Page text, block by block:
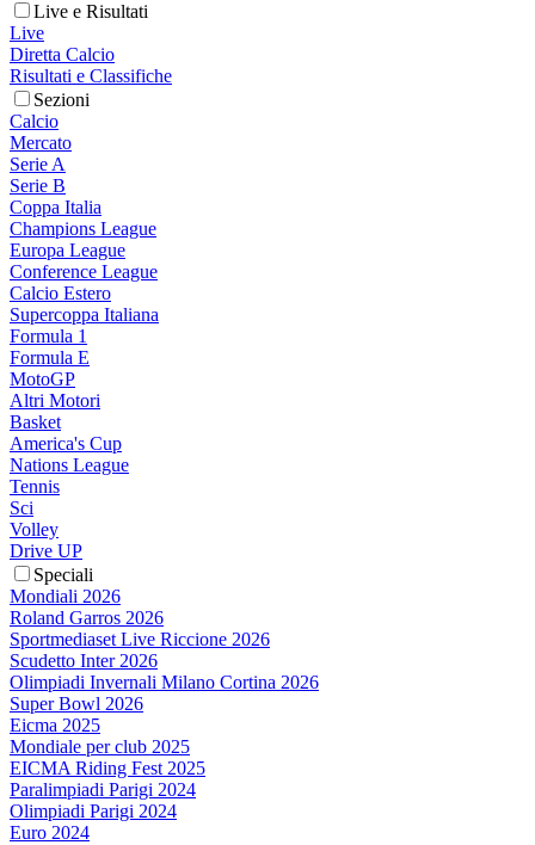
Live e Risultati
Live
Diretta Calcio
Risultati e Classifiche
Sezioni
Calcio
Mercato
Serie A
Serie B
Coppa Italia
Champions League
Europa League
Conference League
Calcio Estero
Supercoppa Italiana
Formula 1
Formula E
MotoGP
Altri Motori
Basket
America's Cup
Nations League
Tennis
Sci
Volley
Drive UP
Speciali
Mondiali 2026
Roland Garros 2026
Sportmediaset Live Riccione 2026
Scudetto Inter 2026
Olimpiadi Invernali Milano Cortina 2026
Super Bowl 2026
Eicma 2025
Mondiale per club 2025
EICMA Riding Fest 2025
Paralimpiadi Parigi 2024
Olimpiadi Parigi 2024
Euro 2024